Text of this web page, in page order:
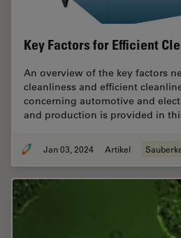
Key Factors for Efficient
An overview of the key factors
cleanliness and efficient
concerning automotive and
and production is provided in
Jan 03, 2024 Artikel